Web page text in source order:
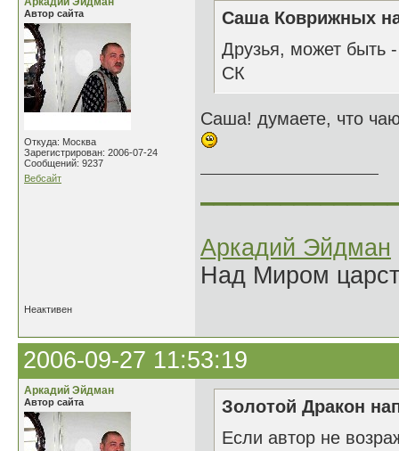
Автор сайта
Откуда: Москва
Зарегистрирован: 2006-07-24
Сообщений: 9237
Вебсайт
Саша Коврижных
Друзья, может быть
СК
Саша! думаете, что
Аркадий Эйдман
Над Миром
Неактивен
2006-09-27 11:53:19
Аркадий Эйдман
Автор сайта
Золотой Дракон
Если автор не